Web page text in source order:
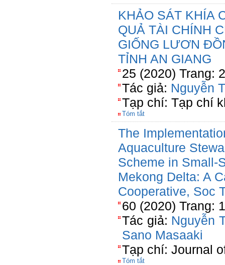
KHẢO SÁT KHÍA
QUẢ TÀI CHÍNH
GIỐNG LƯƠN
TỈNH AN GIANG
25 (2020) Trang:
Tác giả: Nguyễn
Tạp chí: Tạp chí
Tóm tắt
The
Aquaculture
Scheme in Small-
Mekong Delta: A
Cooperative, Soc
60 (2020) Trang:
Tác giả: Nguyễn
Sano Masaaki
Tạp chí: Journal
Tóm tắt